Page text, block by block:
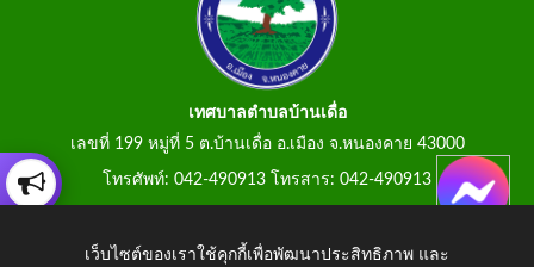
เทศบาลตำบลบ้านเดื่อ
เลขที่ 199 หมู่ที่ 5 ต.บ้านเดื่อ อ.เมือง จ.หนองคาย 43000
โทรศัพท์: 042-490913 โทรสาร: 042-490913
เว็บไซต์ของเราใช้คุกกี้เพื่อพัฒนาประสิทธิภาพ และ